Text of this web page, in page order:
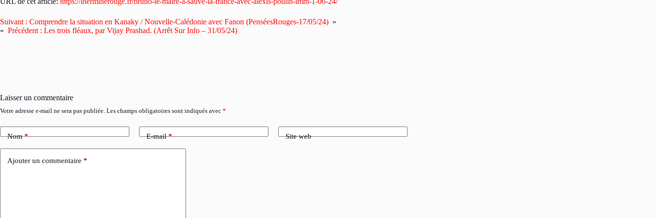
Suivant : Comprendre la situation en Kanaky / Nouvelle-Calédonie avec Fanon (PenséesRouges-17/05/24) »
« Précédent : Les trois fléaux, par Vijay Prashad. (Arrêt Sur Info – 31/05/24)
Laisser un commentaire
Votre adresse e-mail ne sera pas publiée. Les champs obligatoires sont indiqués avec *
Nom* E-mail* Site web
Ajouter un commentaire *